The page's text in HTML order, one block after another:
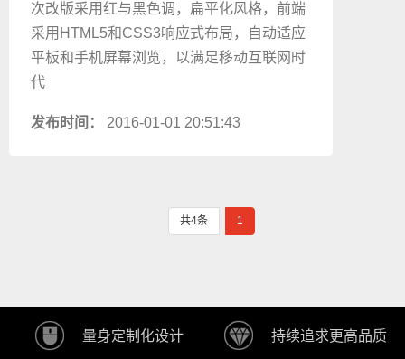
次改版采用红与黑色调，扁平化风格，前端
采用HTML5和CSS3响应式布局，自动适应
平板和手机屏幕浏览，以满足移动互联网时
代
发布时间： 2016-01-01 20:51:43
共4条 1
量身定制化设计 持续追求更高品质